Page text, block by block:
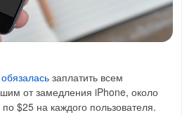
обязалась заплатить всем
от замедления iPhone, около
$25 на каждого пользователя.